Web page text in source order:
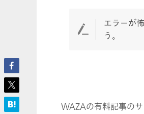
エラーが
う。
WAZAの有料記事のサ